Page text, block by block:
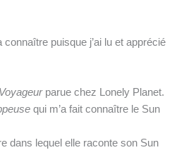
connaître puisque j’ai lu et apprécié
parue chez Lonely Planet.
qui m’a fait connaître le Sun
dans lequel elle raconte son Sun